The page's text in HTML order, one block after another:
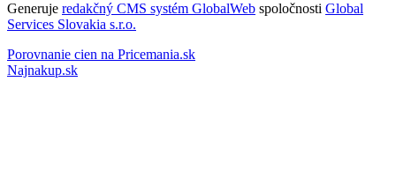
Generuje redakčný CMS systém GlobalWeb spoločnosti Global
Services Slovakia s.r.o.
Porovnanie cien na Pricemania.sk
Najnakup.sk